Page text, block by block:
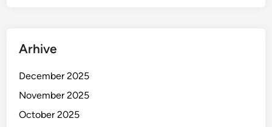
Arhive
December 2025
November 2025
October 2025